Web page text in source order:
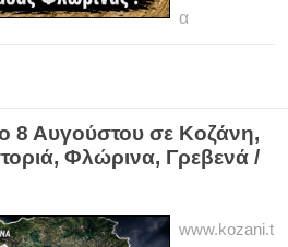
α
8 Αυγούστου σε Κοζάνη,
Φλώρινα, Γρεβενά /
www.kozani.t